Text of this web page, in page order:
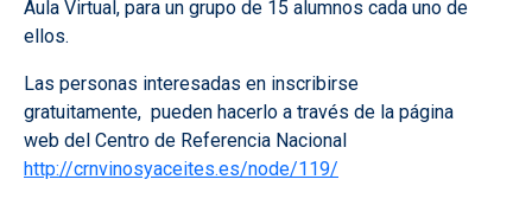
Aula Virtual, para un grupo de 15 alumnos cada uno de
ellos.
Las personas interesadas en inscribirse
gratuitamente, pueden hacerlo a través de la página
web del Centro de Referencia Nacional
http://crnvinosyaceites.es/node/119/